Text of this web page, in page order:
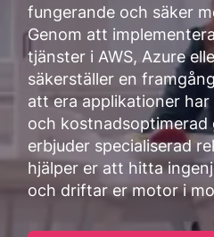
fungerande och säker
Genom att
tjänster i AWS, Azure
säkerställer en
att era applikationer
och
erbjuder specialiserad
hjälper er att hitta
och driftar er motor i